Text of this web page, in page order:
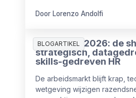
uitdagingen bestaan. De
Door Lorenzo Andolfi
BLOGARTIKEL
HR-trends 2026: de
strategisch,
skills-gedreven HR
De arbeidsmarkt blijft krap,
wetgeving wijzigen